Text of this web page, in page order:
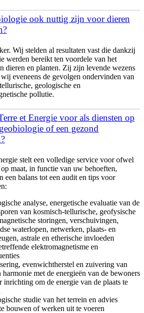
ook nuttig zijn voor dieren
Wij stelden al resultaten vast die dankzij
werden bereikt ten voordele van het
dieren en planten. Zij zijn levende wezens
eveneens de gevolgen ondervinden van
geologische en
pollutie.
et Energie voor als diensten op
of een gezond
stelt een volledige service voor ofwel
op maat, in functie van uw behoeften,
een balans tot een audit en tips voor
analyse, energetische evaluatie van de
van kosmisch-tellurische, geofysische
storingen, verschuivingen,
waterlopen, netwerken, plaats- en
astrale en etherische invloeden
elektromagnetisme en
evenwichtherstel en zuivering van
harmonie met de energieën van de bewoners
inrichting om de energie van de plaats te
studie van het terrein en advies
bouwen of werken uit te voeren